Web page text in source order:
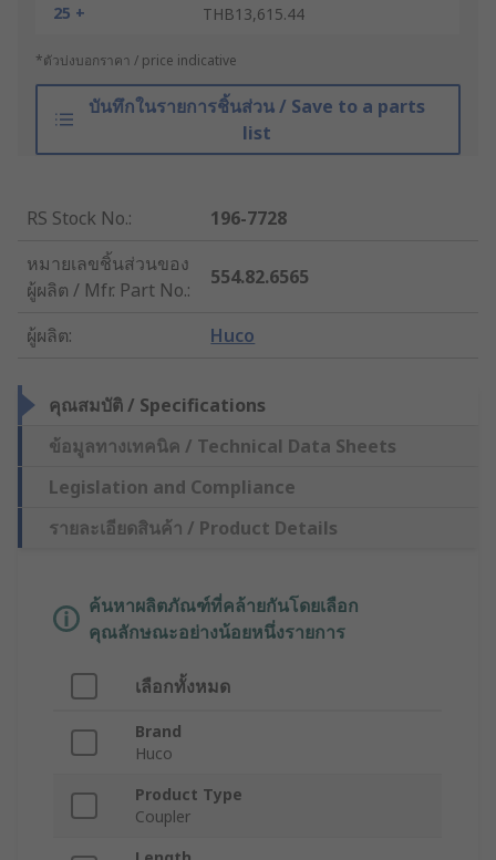
25 +
THB13,615.44
*ตัวบ่งบอกราคา / price indicative
บันทึกในรายการชิ้นส่วน / Save to a parts
list
RS Stock No.:
196-7728
หมายเลขชิ้นส่วนของ
ผู้ผลิต / Mfr. Part No.:
554.82.6565
ผู้ผลิต: Huco
คุณสมบัติ / Specifications
ข้อมูลทางเทคนิค / Technical Data Sheets
Legislation and Compliance
รายละเอียดสินค้า / Product Details
ค้นหาผลิตภัณฑ์ที่คล้ายกันโดยเลือก
คุณลักษณะอย่างน้อยหนึ่งรายการ
เลือกทั้งหมด
Brand
Huco
Product Type
Coupler